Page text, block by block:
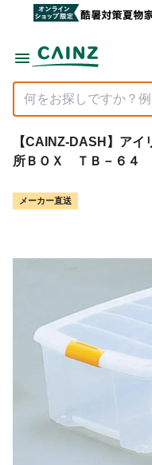
【CAINZ-DASH】ア
所ＢＯＸ ＴＢ－６４
メーカー直送